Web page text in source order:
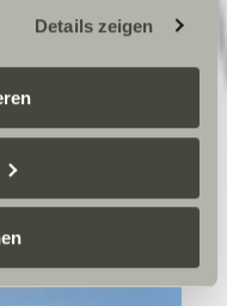
können Daten für
anderen Daten
finden Sie hier:
aus,
Verarbeitung Ihrer
Die Einwilligung ist
nicht erforderlich
widerrufen
Details zeigen